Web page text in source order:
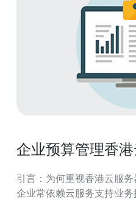
企业预算管理香
引言：为何重视香港云服务器租金分
企业常依赖云服务支持业